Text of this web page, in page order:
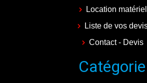
Location matériel
Liste de vos
Contact - Devis
Catégorie